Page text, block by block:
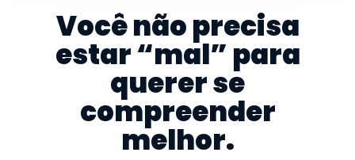
Você não precisa
estar “mal” para
querer se
compreender
melhor.